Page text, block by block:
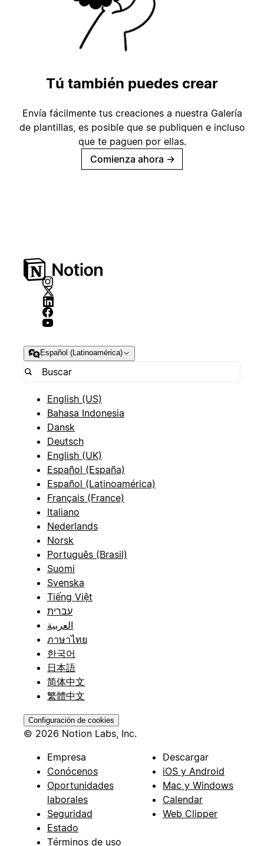
Tú también puedes crear
Envía fácilmente tus creaciones a nuestra Galería
de plantillas, es posible que se publiquen e incluso
que te paguen por ellas.
Comienza ahora →
Español (Latinoamérica)
English (US)
Bahasa Indonesia
Dansk
Deutsch
English (UK)
Español (España)
Español (Latinoamérica)
Français (France)
Italiano
Nederlands
Norsk
Português (Brasil)
Suomi
Svenska
Tiếng Việt
עברית
العربية
ภาษาไทย
한국어
日本語
简体中文
繁體中文
Configuración de cookies
© 2026 Notion Labs, Inc.
Empresa
Conócenos
Oportunidades
laborales
Seguridad
Estado
Términos de uso
Descargar
iOS y Android
Mac y Windows
Calendar
Web Clipper